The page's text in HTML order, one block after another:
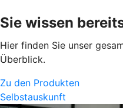
Sie wissen
Hier finden Sie unser
Überblick.
Zu den Produkten
Selbstauskunft